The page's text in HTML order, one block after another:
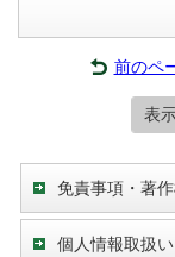
前のペ
表
免責事項・著
個人情報取扱い